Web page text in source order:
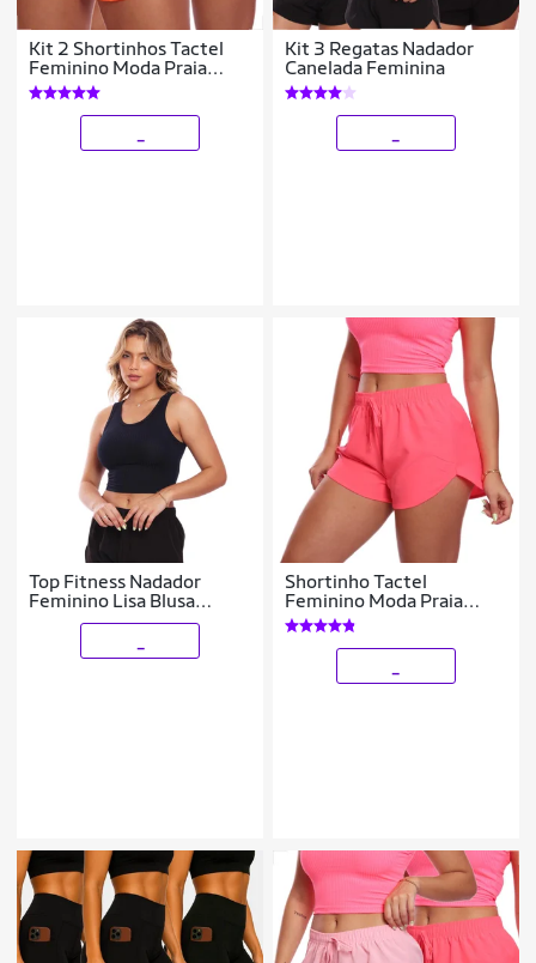
Kit 2 Shortinhos Tactel
Feminino Moda Praia
Piscina Verão Adulto
Kit 3 Regatas Nadador
Canelada Feminina
Top Fitness Nadador
Feminino Lisa Blusa
Básica
Shortinho Tactel
Feminino Moda Praia
Piscina Verão Adulto